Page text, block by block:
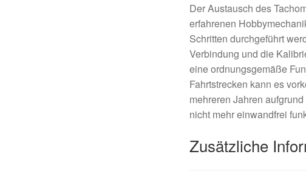
Der Austausch des
erfahrenen
Schritten durchgeführt
Verbindung und die
eine ordnungsgemäße
Fahrtstrecken kann es
mehreren Jahren
nicht mehr einwandfrei
Zusätzliche